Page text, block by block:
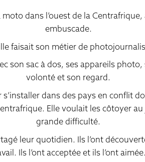
dans l’ouest de la
embuscade.
faisait son métier de
son sac à dos, ses appareils
volonté et son regard.
dans des pays en conflit
Elle voulait les côtoyer
grande difficulté.
leur quotidien. Ils l’ont
Ils l’ont acceptée et ils l’ont aimée.